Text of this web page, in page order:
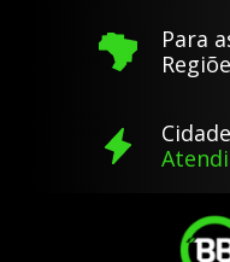
Para